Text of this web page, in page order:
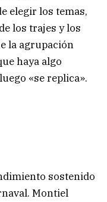
elegir los temas,
los trajes y los
la agrupación
haya algo
«se replica».
sostenido
Montiel